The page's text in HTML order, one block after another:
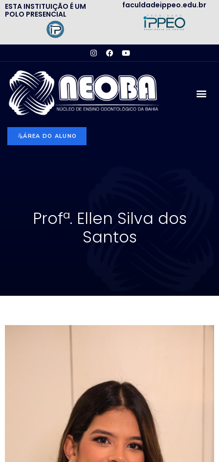
ESTA INSTITUIÇÃO É UM
POLO PRESENCIAL
faculdadeippeo.edu.br
ÁREA DO ALUNO
Profª. Ellen Silva dos
Santos